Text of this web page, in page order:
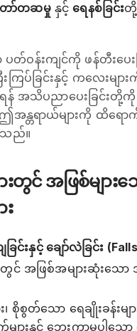
ော်တဆမှုနှင့်ရေနစ်ခြင်းတို့
တ်ဝန်းကျင်ကို ဖန်တီးပေးခ
းကြပ်ခြင်းနှင့် ကလေးမျ
အသိပညာပေးခြင်းတို့ကို
အန္တရာယ်များကို ထိရောက်
ည်။
တွင် အဖြစ်မျာ
င်းနှင့် ချော်လဲခြင်း
တွင် အဖြစ်အများဆုံးသော
စိုစွတ်သော ရေချိုးခန်းမျာ
က်များနှင့် ဘေးကာမပါသေ